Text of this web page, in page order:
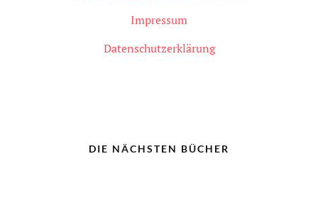
Impressum
Datenschutzerklärung
DIE NÄCHSTEN BÜCHER